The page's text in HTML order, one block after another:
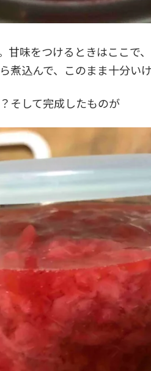
味をつけるときはここで
煮込んで、このまま十分い
そして完成したものが